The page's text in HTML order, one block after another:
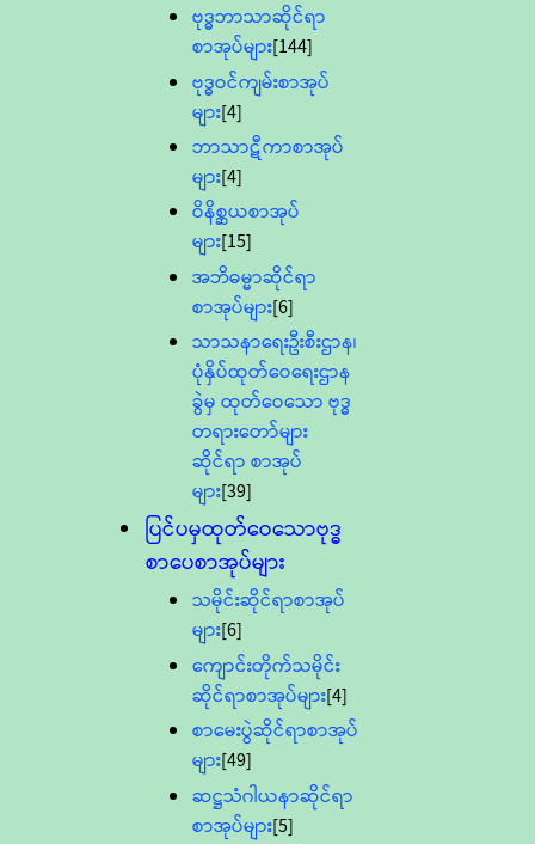
ဗုဒ္ဓဘာသာဆိုင်ရာ
စာအုပ်များ[144]
ဗုဒ္ဓဝင်ကျမ်းစာအုပ်
များ[4]
ဘာသာဋီကာစာအုပ်
များ[4]
ဝိနိစ္ဆယစာအုပ်
များ[15]
အဘိဓမ္မာဆိုင်ရာ
စာအုပ်များ[6]
သာသနာရေးဦးစီးဌာန၊
ပုံနှိပ်ထုတ်ဝေရေးဌာန
ခွဲမှ ထုတ်ဝေသော ဗုဒ္ဓ
တရားတော်များ
ဆိုင်ရာ စာအုပ်
များ[39]
ပြင်ပမှထုတ်ဝေသောဗုဒ္ဓ
စာပေစာအုပ်များ
သမိုင်းဆိုင်ရာစာအုပ်
များ[6]
ကျောင်းတိုက်သမိုင်း
ဆိုင်ရာစာအုပ်များ[4]
စာမေးပွဲဆိုင်ရာစာအုပ်
များ[49]
ဆဋ္ဌသံဂါယနာဆိုင်ရာ
စာအုပ်များ[5]